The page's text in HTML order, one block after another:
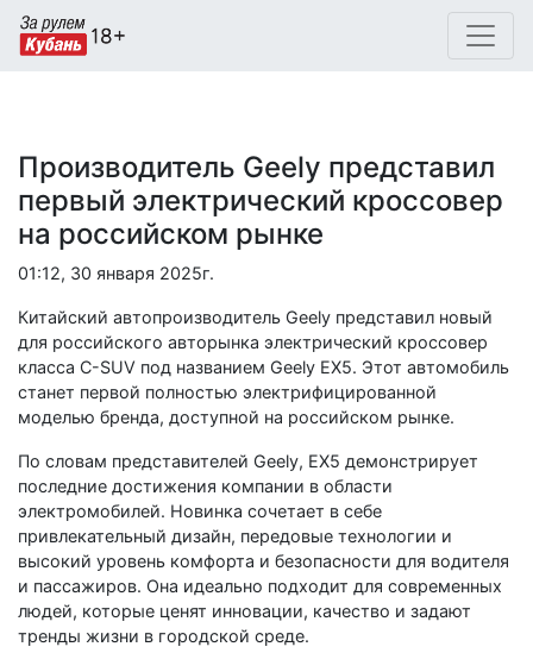
Производитель Geely представил
первый электрический кроссовер
на российском рынке
01:12, 30 января 2025г.
Китайский автопроизводитель Geely представил новый
для российского авторынка электрический кроссовер
класса C-SUV под названием Geely EX5. Этот автомобиль
станет первой полностью электрифицированной
моделью бренда, доступной на российском рынке.
По словам представителей Geely, EX5 демонстрирует
последние достижения компании в области
электромобилей. Новинка сочетает в себе
привлекательный дизайн, передовые технологии и
высокий уровень комфорта и безопасности для водителя
и пассажиров. Она идеально подходит для современных
людей, которые ценят инновации, качество и задают
тренды жизни в городской среде.